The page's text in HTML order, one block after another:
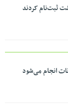
انجام می‌شود